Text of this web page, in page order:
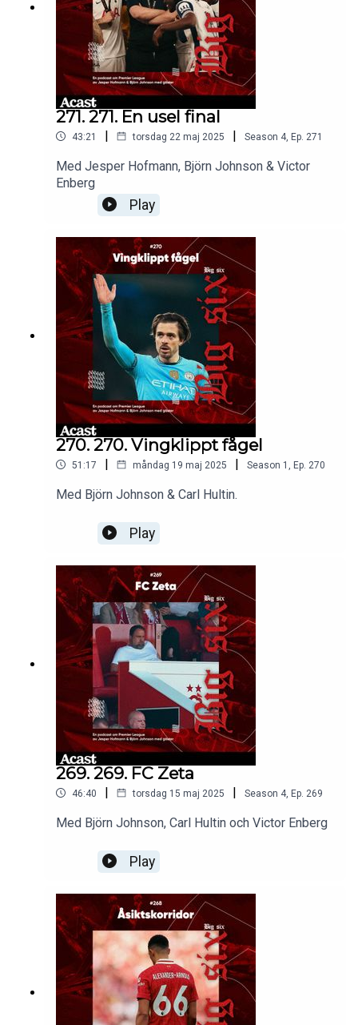
271. 271. En usel final
43:21 | torsdag 22 maj 2025 | Season 4, Ep. 271
Med Jesper Hofmann, Björn Johnson & Victor
Enberg
Play
270. 270. Vingklippt fågel
51:17 | måndag 19 maj 2025 | Season 1 Ep. 270
Med Björn Johnson & Carl Hultin.
Play
269. 269. FC Zeta
46:40 | torsdag 15 maj 2025 | Season 4, Ep. 269
Med Björn Johnson, Carl Hultin och Victor Enberg
Play